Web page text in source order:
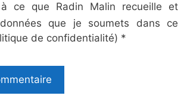
ce que Radin Malin recueille et
que je soumets dans ce
de confidentialité) *